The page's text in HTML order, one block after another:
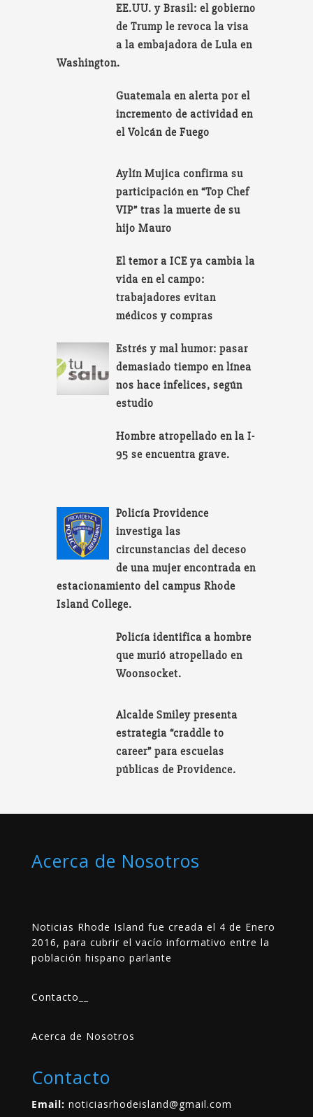
EE.UU. y Brasil: el gobierno
de Trump le revoca la visa
a la embajadora de Lula en
Washington.
Guatemala en alerta por el
incremento de actividad en
el Volcán de Fuego
Aylín Mujica confirma su
participación en “Top Chef
VIP” tras la muerte de su
hijo Mauro
El temor a ICE ya cambia la
vida en el campo:
trabajadores evitan
médicos y compras
Estrés y mal humor: pasar
demasiado tiempo en línea
nos hace infelices, según
estudio
Hombre atropellado en la I-
95 se encuentra grave.
Policía Providence
investiga las
circunstancias del deceso
de una mujer encontrada en
estacionamiento del campus Rhode
Island College.
Policía identifica a hombre
que murió atropellado en
Woonsocket.
Alcalde Smiley presenta
estrategia “craddle to
career” para escuelas
públicas de Providence.
Acerca de Nosotros
Noticias Rhode Island fue creada el 4 de Enero
2016, para cubrir el vacío informativo entre la
población hispano parlante
Contacto
Acerca de Nosotros
Contacto
Email: noticiasrhodeisland@gmail.com